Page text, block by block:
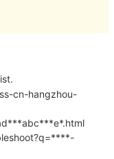
cn-hangzhou-